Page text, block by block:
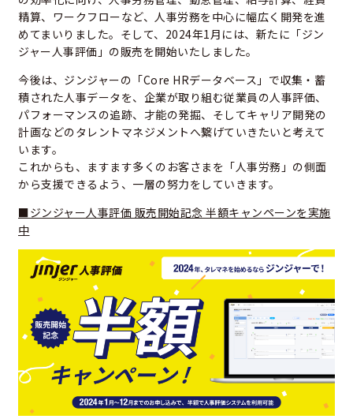
精算、ワークフローなど、人事労務を中心に幅広く開発を進
めてまいりました。そして、2024年1月には、新たに「ジン
ジャー人事評価」の販売を開始いたしました。
今後は、ジンジャーの「Core HRデータベース」で収集・蓄
積された人事データを、企業が取り組む従業員の人事評価、
パフォーマンスの追跡、才能の発掘、そしてキャリア開発の
計画などのタレントマネジメントへ繋げていきたいと考えて
います。
これからも、ますます多くのお客さまを「人事労務」の側面
から支援できるよう、一層の努力をしていきます。
■ジンジャー人事評価 販売開始記念 半額キャンペーンを実施
中